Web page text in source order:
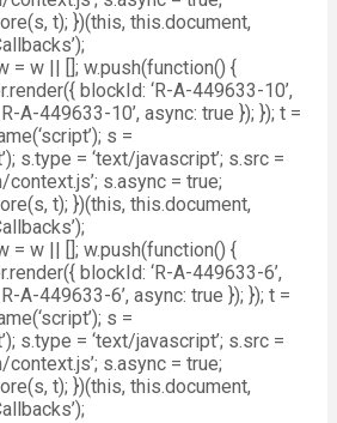
t); })(this, this.document,
= w || []; w.push(function() {
blockId: ‘R-A-449633-10’,
A-449633-10’, async: true }); }); t =
s =
s.type = ‘text/javascript’; s.src =
s.async = true;
t); })(this, this.document,
= w || []; w.push(function() {
blockId: ‘R-A-449633-6’,
A-449633-6’, async: true }); }); t =
s =
s.type = ‘text/javascript’; s.src =
s.async = true;
t); })(this, this.document,